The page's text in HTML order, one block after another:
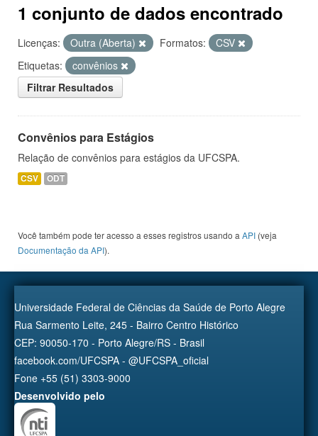
1 conjunto de dados encontrado
Licenças: Outra (Aberta) Formatos:
CSV
Etiquetas:
convênios
Filtrar Resultados
Convênios para Estágios
Relação de convênios para estágios da UFCSPA.
CSV ODT
Você também pode ter acesso a esses registros usando a API (veja
Documentação da API).
Universidade Federal de Ciências da Saúde de Porto Alegre
Rua Sarmento Leite, 245 - Bairro Centro Histórico
CEP: 90050-170 - Porto Alegre/RS - Brasil
facebook.com/UFCSPA - @UFCSPA_oficial
Fone +55 (51) 3303-9000
Desenvolvido pelo